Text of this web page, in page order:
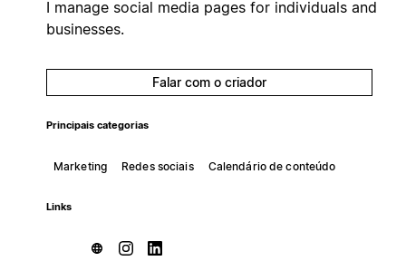
I manage social media pages for individuals and
businesses.
Falar com o criador
Principais categorias
Marketing Redes sociais Calendário de conteúdo
Links